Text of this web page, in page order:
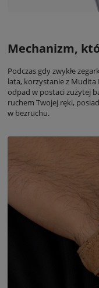
Mechanizm,
Podczas gdy zwykłe
lata, korzystanie z
odpad w postaci zużytej
ruchem Twojej ręki,
w bezruchu.